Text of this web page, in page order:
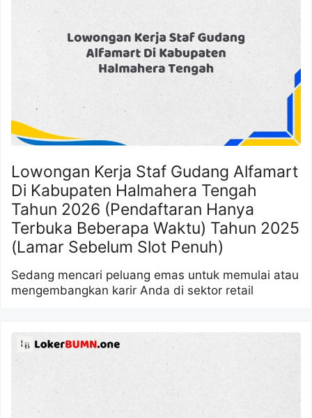
Lowongan Kerja Staf Gudang Alfamart
Di Kabupaten Halmahera Tengah
Tahun 2026 (Pendaftaran Hanya
Terbuka Beberapa Waktu) Tahun 2025
(Lamar Sebelum Slot Penuh)
Sedang mencari peluang emas untuk memulai atau
mengembangkan karir Anda di sektor retail